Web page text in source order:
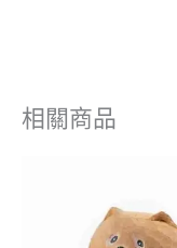
相關商品
格：
$168.00。
格：